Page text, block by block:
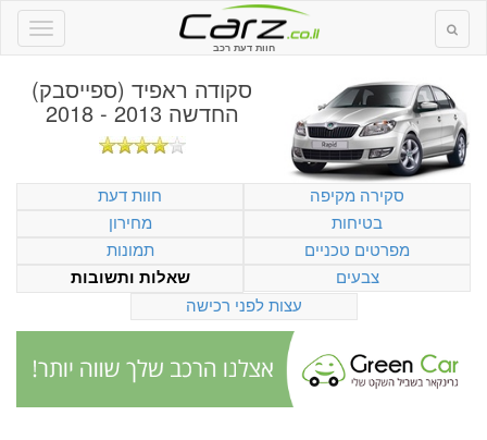
חוות דעת רכב
סקודה ראפיד (ספייסבק)
החדשה 2013 - 2018
סקירה מקיפה
חוות דעת
בטיחות
מחירון
מפרטים טכניים
תמונות
צבעים
שאלות ותשובות
עצות לפני רכישה